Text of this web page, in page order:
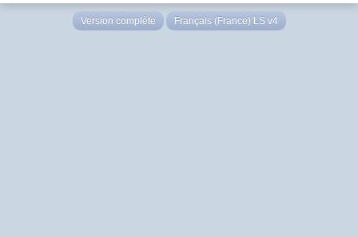
Version complète Français (France) LS v4